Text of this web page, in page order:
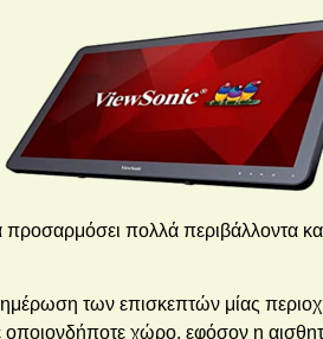
πολλά περιβάλλοντα
των επισκεπτών μίας
χώρο, εφόσον η